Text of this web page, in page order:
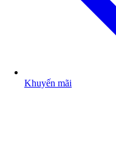
Khuyến mãi